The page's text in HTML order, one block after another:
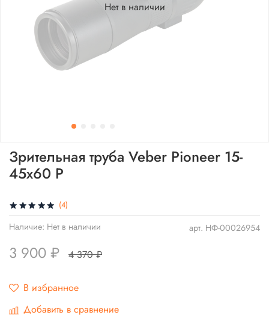
Нет в наличии
(4)
арт. НФ-00026954
Наличие: Нет в наличии
Зрительная труба Veber Pioneer 15-
45x60 P
3 900 ₽ 4 370 ₽
В избранное
Добавить в сравнение